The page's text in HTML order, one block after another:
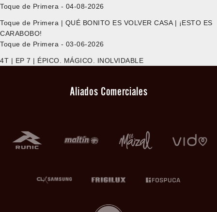
Toque de Primera - 04-08-2026
Toque de Primera | QUÉ BONITO ES VOLVER CASA | ¡ESTO ES
CARABOBO!
Toque de Primera - 03-06-2026
4T | EP 7 | ÉPICO. MÁGICO. INOLVIDABLE
Aliados Comerciales